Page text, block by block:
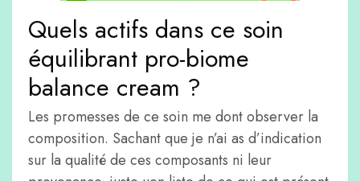
Quels actifs dans ce soin
équilibrant pro-biome
balance cream ?
Les promesses de ce soin me dont observer la
composition. Sachant que je n’ai as d’indication
sur la qualité de ces composants ni leur